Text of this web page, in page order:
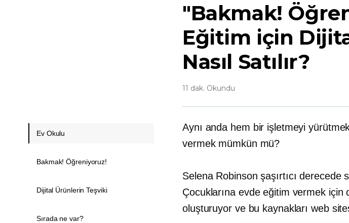
"Bakmak!
Eğitim için
Nasıl Satılır?
11 dak. Okundu
Aynı anda hem bir işletmeyi
vermek mümkün mü?
Selena Robinson şaşırtıcı derecede
Çocuklarına evde eğitim vermek için
oluşturuyor ve bu kaynakları web
Ev Okulu
Bakmak! Öğreniyoruz!
Dijital Ürünlerin Teşviki
Sırada ne var?